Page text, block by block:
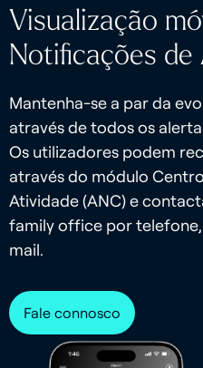
Visualização
Notificações de
Mantenha-se a par da
através de todos os
Os utilizadores podem
através do módulo
Atividade (ANC) e
family office por
mail.
Fale connosco